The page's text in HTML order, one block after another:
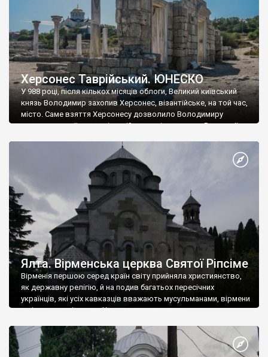
Херсонес Таврійський. ЮНЕСКО
У 988 році, після кількох місяців облоги, Великий київський
князь Володимир захопив Херсонес, візантійське, на той час,
місто. Саме взяття Херсонесу дозволило Володимиру
диктувати свої умови візантійському імператору Василю ІІ, та
Херсонесі Володимир-язичник, став Василем-християнином.
А потім було Хрещення Русі. На честь Херсонесу Таврійського
Ялта. Вірменська церква Святої Ріпсіме
Вірменія першою серед країн світу прийняла християнство,
як державну релігію, й на подив багатьох пересічних
українців, які усіх кавказців вважають мусульманами, вірмени
є відданими вірянами Христа